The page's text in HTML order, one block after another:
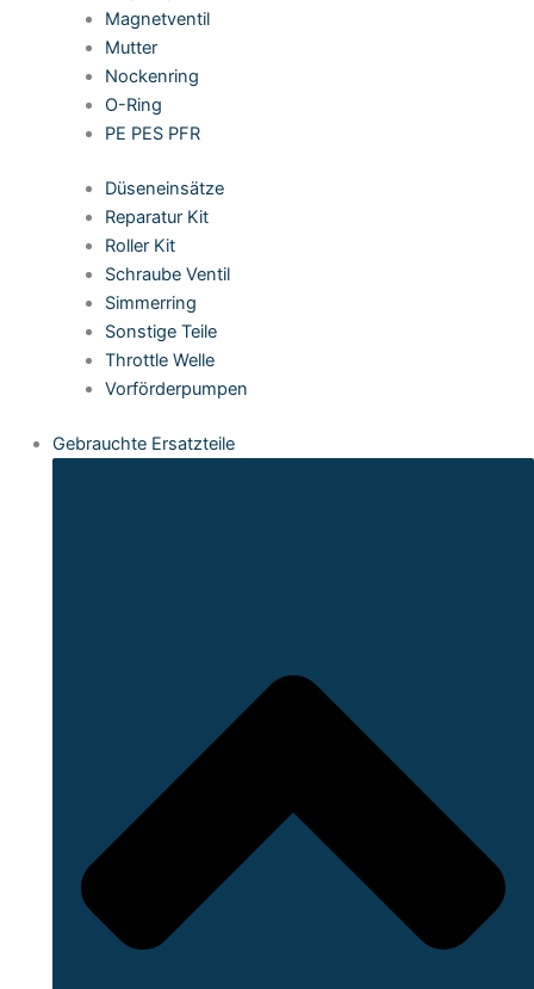
Magnetventil
Mutter
Nockenring
O-Ring
PE PES PFR
Düseneinsätze
Reparatur Kit
Roller Kit
Schraube Ventil
Simmerring
Sonstige Teile
Throttle Welle
Vorförderpumpen
Gebrauchte Ersatzteile